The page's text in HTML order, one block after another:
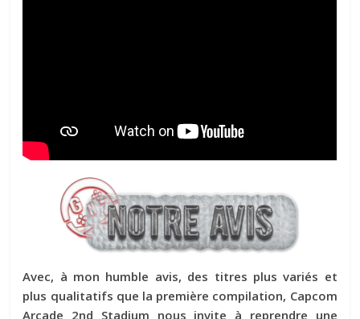
Avec, à mon humble avis, des titres plus variés et
plus qualitatifs que la première compilation, Capcom
Arcade 2nd Stadium nous invite à reprendre une